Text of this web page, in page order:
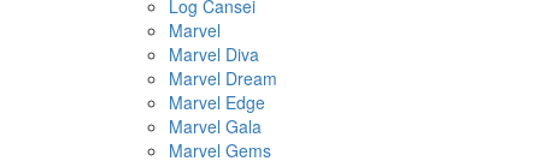
Log Cansei
Marvel
Marvel Diva
Marvel Dream
Marvel Edge
Marvel Gala
Marvel Gems